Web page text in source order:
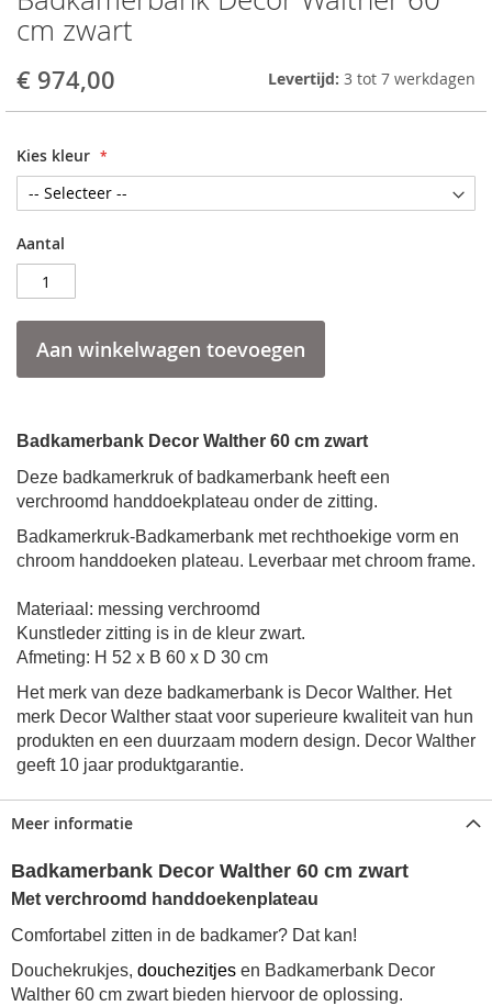
cm zwart
€ 974,00 Levertijd: 3 tot 7 werkdagen
Kies kleur
Aantal
Aan winkelwagen toevoegen
Badkamerbank Decor Walther 60 cm zwart
Deze badkamerkruk of badkamerbank heeft een
verchroomd handdoekplateau onder de zitting.
Badkamerkruk-Badkamerbank met rechthoekige vorm en
chroom handdoeken plateau. Leverbaar met chroom frame.
Materiaal: messing verchroomd
Kunstleder zitting is in de kleur zwart.
Afmeting: H 52 x B 60 x D 30 cm
Het merk van deze badkamerbank is Decor Walther. Het
merk Decor Walther staat voor superieure kwaliteit van hun
produkten en een duurzaam modern design. Decor Walther
geeft 10 jaar produktgarantie.
to
the
of
gallery
Meer informatie
Badkamerbank Decor Walther 60 cm zwart
Met verchroomd handdoekenplateau
Comfortabel zitten in de badkamer? Dat kan!
Douchekrukjes, douchezitjes en Badkamerbank Decor
Walther 60 cm zwart bieden hiervoor de oplossing.